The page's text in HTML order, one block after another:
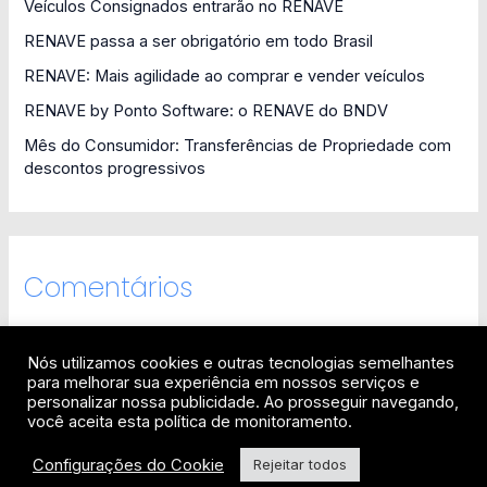
Veículos Consignados entrarão no RENAVE
RENAVE passa a ser obrigatório em todo Brasil
RENAVE: Mais agilidade ao comprar e vender veículos
RENAVE by Ponto Software: o RENAVE do BNDV
Mês do Consumidor: Transferências de Propriedade com
descontos progressivos
Comentários
© 2026 BNDV - Soluções em TI LTDA - Todos os direitos
reservados
Nós utilizamos cookies e outras tecnologias semelhantes
para melhorar sua experiência em nossos serviços e
personalizar nossa publicidade. Ao prosseguir navegando,
você aceita esta política de monitoramento.
Configurações do Cookie Rejeitar todos